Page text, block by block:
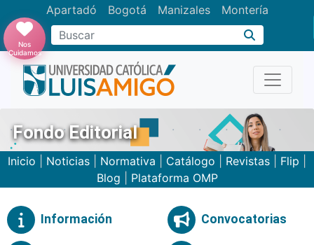
Apartadó Bogotá Manizales Montería
Buscar
Nos
Cuidamos
Fondo Editorial
Inicio Noticias Normativa Catálogo Revistas Flip
Blog
Plataforma OMP
Información Convocatorias